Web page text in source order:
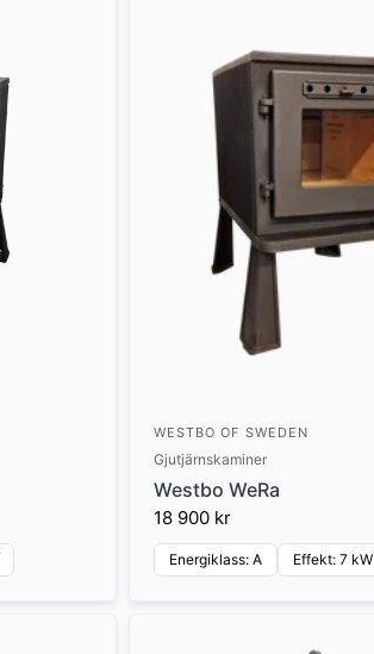
WESTBO OF SWEDEN
Gjutjärnskaminer
Westbo WeRa
18 900 kr
Energiklass: A Effekt: 7 kW